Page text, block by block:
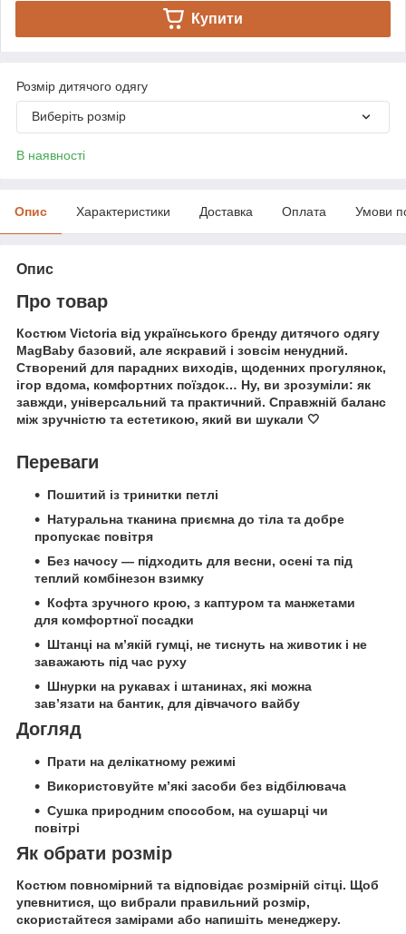
Купити
Розмір дитячого одягу
Виберіть розмір
В наявності
Опис Характеристики Доставка Оплата Умови
Опис
Про товар
Костюм Victoria від українського бренду дитячого одягу
MagBaby базовий, але яскравий і зовсім ненудний.
Створений для парадних виходів, щоденних прогулянок,
ігор вдома, комфортних поїздок… Ну, ви зрозуміли: як
завжди, універсальний та практичний. Справжній баланс
між зручністю та естетикою, який ви шукали 🤍
Переваги
Пошитий із тринитки петлі
Натуральна тканина приємна до тіла та добре
пропускає повітря
Без начосу — підходить для весни, осені та під
теплий комбінезон взимку
Кофта зручного крою, з каптуром та манжетами
для комфортної посадки
Штанці на м’якій гумці, не тиснуть на животик і не
заважають під час руху
Шнурки на рукавах і штанинах, які можна
зав’язати на бантик, для дівчачого вайбу
Догляд
Прати на делікатному режимі
Використовуйте м’які засоби без відбілювача
Сушка природним способом, на сушарці чи
повітрі
Як обрати розмір
Костюм повномірний та відповідає розмірній сітці. Щоб
упевнитися, що вибрали правильний розмір,
скористайтеся замірами або напишіть менеджеру.